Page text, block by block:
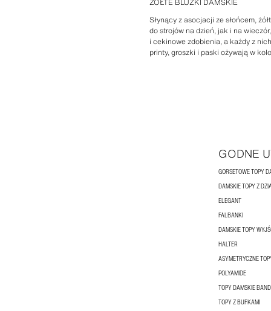
ŻÓŁTE BLUZKI DAMSKIE
Słynący z asocjacji ze słońcem,
do strojów na dzień, jak i na
i cekinowe zdobienia, a każdy z
printy, groszki i paski ożywają w
GODNE
GORSETOWE TOPY
DAMSKIE TOPY Z
ELEGANT
FALBANKI
DAMSKIE TOPY
HALTER
ASYMETRYCZNE
POLYAMIDE
TOPY DAMSKIE
TOPY Z BUFKAMI